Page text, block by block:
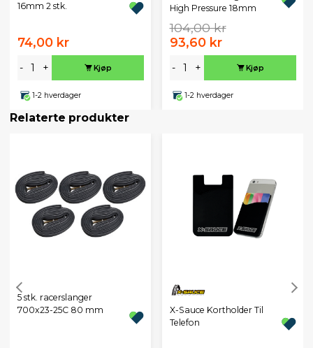
16mm 2 stk.
74,00 kr
- + Kjøp
1-2 hverdager
High Pressure 18mm
104,00 kr
93,60 kr
- + Kjøp
1-2 hverdager
Relaterte produkter
5 stk. racerslanger
700x23-25C 80 mm
X-Sauce Kortholder Til
Telefon